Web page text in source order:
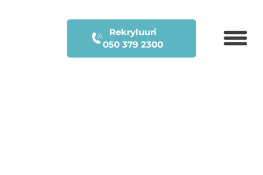
Rekryluuri
050 379 2300